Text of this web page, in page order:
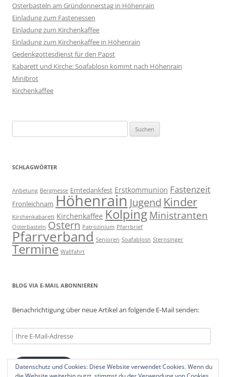
Osterbasteln am Gründonnerstag in Höhenrain
Einladung zum Fastenessen
Einladung zum Kirchenkaffee
Einladung zum Kirchenkaffee in Höhenrain
Gedenkgottesdienst für den Papst
Kabarett und Kirche: Soafablosn kommt nach Höhenrain
Minibrot
Kirchenkaffee
nach:
SCHLAGWÖRTER
Anbetung Bergmesse Erntedankfest Erstkommunion Fastenzeit
Fronleichnam Höhenrain Jugend Kinder
Kirchenkabarett Kirchenkaffee Kolping Ministranten
Osterbasteln Ostern Patrozinium Pfarrbrief
Pfarrverband Senioren Soafablosn Sternsinger
Termine Wallfahrt
BLOG VIA E-MAIL ABONNIEREN
Benachrichtigung über neue Artikel an folgende E-Mail senden:
Ihre
E-
Mail-
Adresse
Abonnieren
Datenschutz und Cookies: Diese Website verwendet Cookies. Wenn du